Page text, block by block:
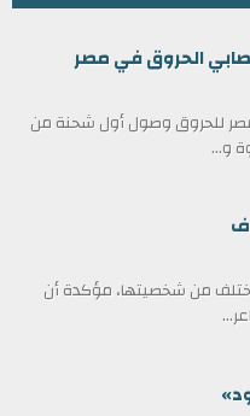
الحروق في مصر
للحروق وصول أول شحنة من
و...
من شخصيتها، مؤكدة أن